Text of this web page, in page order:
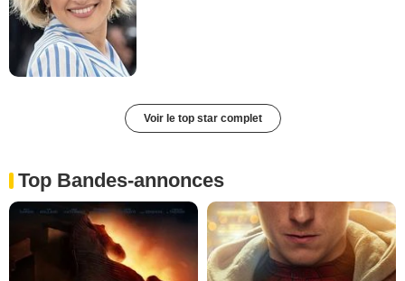
Voir le top star complet
Top Bandes-annonces